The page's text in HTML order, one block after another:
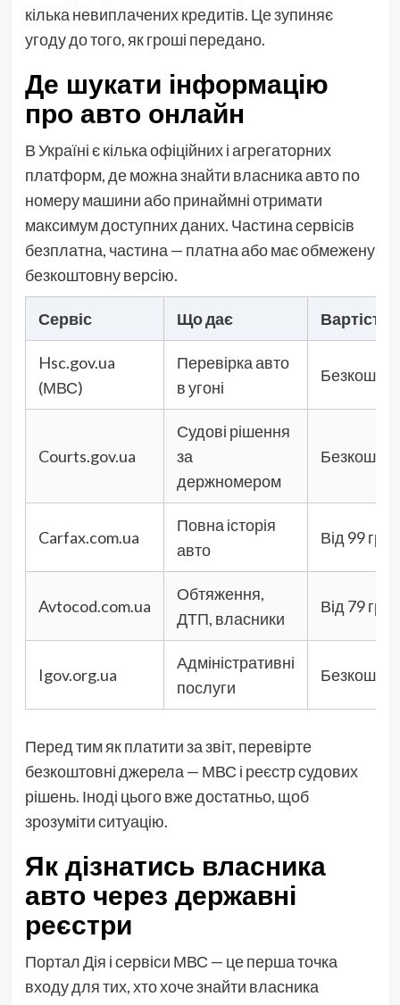
кілька невиплачених кредитів. Це зупиняє
угоду до того, як гроші передано.
Де шукати інформацію
про авто онлайн
В Україні є кілька офіційних і агрегаторних
платформ, де можна знайти власника авто по
номеру машини або принаймні отримати
максимум доступних даних. Частина сервісів
безплатна, частина — платна або має обмежену
безкоштовну версію.
Сервіс Що дає Вартість
Hsc.gov.ua
(МВС)
Перевірка авто
в угоні
Courts.gov.ua
Судові рішення
за
держномером
Carfax.com.ua
Повна історія
авто
Від 99 грн
Avtocod.com.ua
Обтяження,
ДТП, власники
Від 79 грн
Igov.org.ua
Адміністративні
послуги
Перед тим як платити за звіт, перевірте
безкоштовні джерела — МВС і реєстр судових
рішень. Іноді цього вже достатньо, щоб
зрозуміти ситуацію.
Як дізнатись власника
авто через державні
реєстри
Портал Дія і сервіси МВС — це перша точка
входу для тих, хто хоче знайти власника